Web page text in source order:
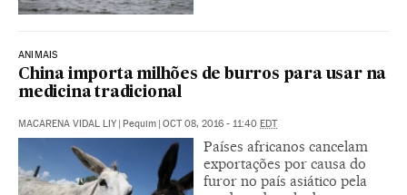
ANIMAIS
China importa milhões de burros para usar na
medicina tradicional
MACARENA VIDAL LIY | Pequim | OCT 08, 2016 - 11:40 EDT
Países africanos cancelam
exportações por causa do
furor no país asiático pela